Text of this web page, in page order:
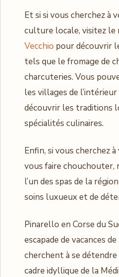
Et si si vous cherchez à
culture locale, visitez le
Vecchio pour découvrir
tels que le fromage de
charcuteries. Vous
les villages de
découvrir les traditions
spécialités culinaires.
Enfin, si vous cherchez
vous faire chouchouter,
l’un des spas de la
soins luxueux et de
Pinarello en Corse du
escapade de vacances
cherchent à se
cadre idyllique de la